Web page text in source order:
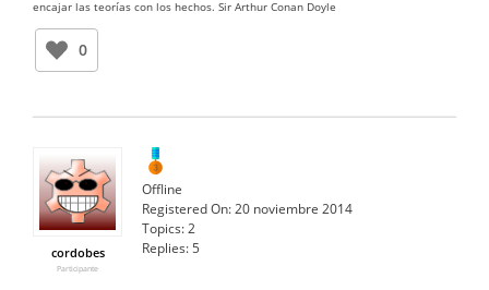
encajar las teorías con los hechos. Sir Arthur Conan Doyle
0
cordobes
Participante
Offline
Registered On:20 noviembre 2014
Topics:2
Replies:5